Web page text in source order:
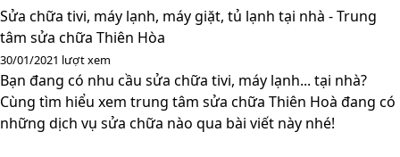
Sửa chữa tivi, máy lạnh, máy giặt, tủ lạnh tại nhà - Trung
tâm sửa chữa Thiên Hòa
30/01/2021 lượt xem
Bạn đang có nhu cầu sửa chữa tivi, máy lạnh... tại nhà?
Cùng tìm hiểu xem trung tâm sửa chữa Thiên Hoà đang có
những dịch vụ sửa chữa nào qua bài viết này nhé!